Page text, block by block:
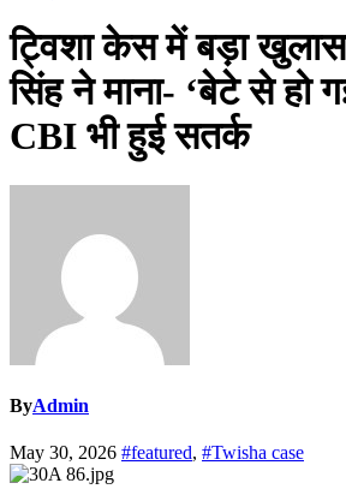
ट्विशा केस में बड़ा
सिंह ने माना- ‘बेटे से हो
CBI भी हुई सतर्क
ByAdmin
May 30, 2026 #featured, #Twisha case